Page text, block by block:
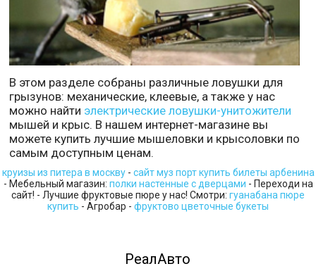
В этом разделе собраны различные ловушки для
грызунов: механические, клеевые, а также у нас
можно найти электрические ловушки-унитожители
мышей и крыс. В нашем интернет-магазине вы
можете купить лучшие мышеловки и крысоловки по
самым доступным ценам.
круизы из питера в москву- сайт муз порт купить билеты арбенина
- Мебельный магазин: полки настенные с дверцами - Переходи на
сайт! - Лучшие фруктовые пюре у нас! Смотри: гуанабана пюре
купить - Агробар - фруктово цветочные букеты
РеалАвто